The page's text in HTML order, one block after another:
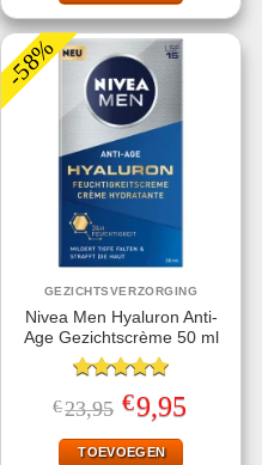
-58%
GEZICHTSVERZORGING
Nivea Men Hyaluron Anti-
Age Gezichtscrème 50 ml
Gewaardeerd
5.00uit 5
€23,95 Oorspronkelijke
prijs
was:
€23,95.
€9,95prijs
TOEVOEGEN